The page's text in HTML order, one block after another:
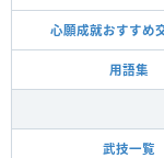
心願成就おすすめ
用語集
武技一覧